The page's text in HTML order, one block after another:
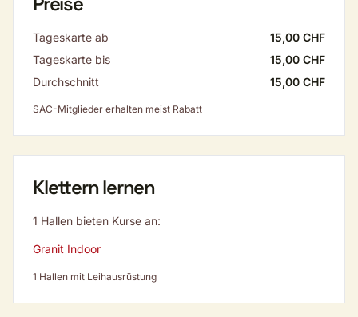
Tageskarte ab
15,00 CHF
Tageskarte bis
15,00 CHF
Durchschnitt
15,00 CHF
SAC-Mitglieder erhalten meist Rabatt
Klettern lernen
1 Hallen bieten Kurse an:
Granit Indoor
1 Hallen mit Leihausrüstung